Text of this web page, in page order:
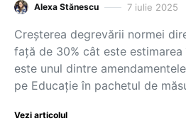
Alexa Stănescu 7 iulie 2025
Creșterea degrevării normei
față de 30% cât este
este unul dintre
pe Educație în pachetul de
Vezi articolul